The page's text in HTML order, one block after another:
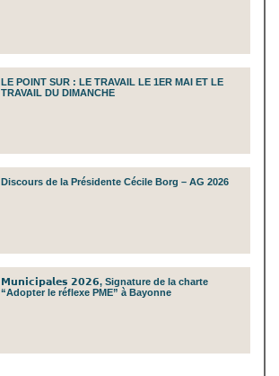
LE POINT SUR : LE TRAVAIL LE 1ER MAI ET LE
TRAVAIL DU DIMANCHE
Discours de la Présidente Cécile Borg – AG 2026
𝗠𝘂𝗻𝗶𝗰𝗶𝗽𝗮𝗹𝗲𝘀 𝟮𝟬𝟮𝟲, Signature de la charte
“Adopter le réflexe PME” à Bayonne